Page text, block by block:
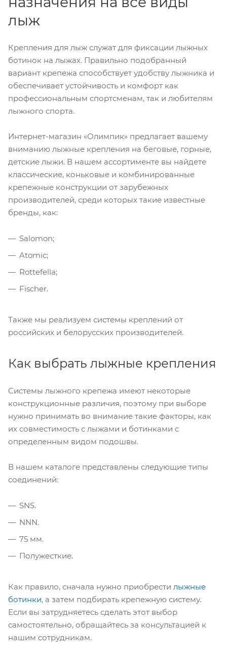
лыж
Крепления для лыж служат для фиксации лыжных
ботинок на лыжах. Правильно подобранный
вариант крепежа способствует удобству лыжника и
обеспечивает устойчивость и комфорт как
профессиональным спортсменам, так и любителям
лыжного спорта.
Интернет-магазин «Олимпик» предлагает вашему
вниманию лыжные крепления на беговые, горные,
детские лыжи. В нашем ассортименте вы найдете
классические, коньковые и комбинированные
крепежные конструкции от зарубежных
производителей, среди которых такие известные
бренды, как:
Salomon;
Atomic;
Rottefella;
Fischer.
Также мы реализуем системы креплений от
российских и белорусских производителей.
Как выбрать лыжные крепления
Системы лыжного крепежа имеют некоторые
конструкционные различия, поэтому при выборе
нужно принимать во внимание такие факторы, как
их совместимость с лыжами и ботинками с
определенным видом подошвы.
В нашем каталоге представлены следующие типы
соединений:
SNS.
NNN.
75 мм.
Полужесткие.
Как правило, сначала нужно приобрести лыжные
ботинки, а затем подбирать крепежную систему.
Если вы затрудняетесь сделать этот выбор
самостоятельно, обращайтесь за консультацией к
нашим сотрудникам.